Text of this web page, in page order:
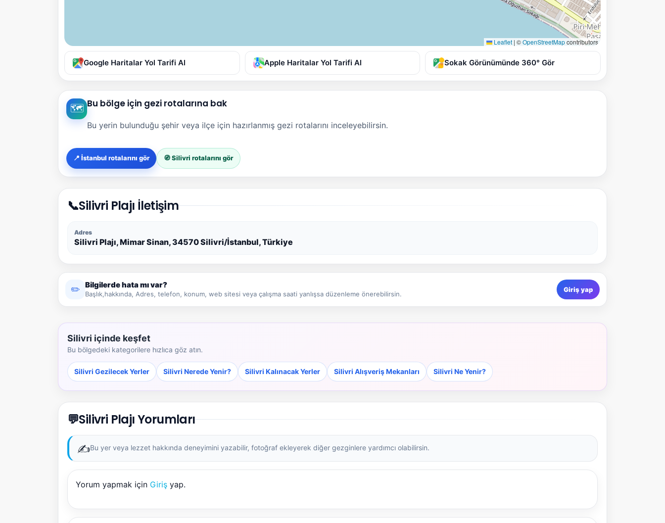
Leaflet | ©OpenStreetMapcontributors
Google Haritalar Yol Tarifi Al Apple Haritalar Yol Tarifi Al Sokak Görünümünde 360° Gör
🗺️ Bu bölge için gezi rotalarına bak
Bu yerin bulunduğu şehir veya ilçe için hazırlanmış gezi rotalarını inceleyebilirsin.
📍 İstanbul rotalarını gör 🧭 Silivri rotalarını gör
📞Silivri Plajı İletişim
Adres
Silivri Plajı, Mimar Sinan, 34570 Silivri/İstanbul, Türkiye
✏️ Bilgilerde hata mı var?
Başlık,hakkında, Adres, telefon, konum, web sitesi veya çalışma saati yanlışsa düzenleme önerebilirsin.
Giriş yap
Silivri içinde keşfet
Bu bölgedeki kategorilere hızlıca göz atın.
Silivri Gezilecek Yerler Silivri Nerede Yenir? Silivri Kalınacak Yerler Silivri Alışveriş Mekanları Silivri Ne Yenir?
💬Silivri Plajı Yorumları
✍️Bu yer veya lezzet hakkında deneyimini yazabilir, fotoğraf ekleyerek diğer gezginlere yardımcı olabilirsin.
Yorum yapmak için Giriş yap.
önerir.
✨ İlk kez gelen
👨‍👩‍👧 Aile/Çocuk
🚗 Arabayla 📸 Fotoğraf